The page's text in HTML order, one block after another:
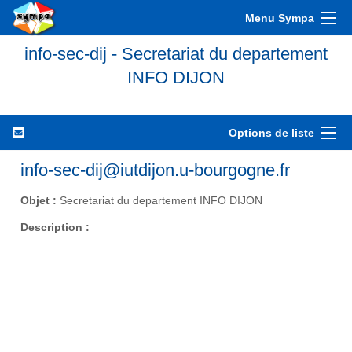
Menu Sympa
info-sec-dij - Secretariat du departement
INFO DIJON
Options de liste
info-sec-dij@iutdijon.u-bourgogne.fr
Objet : Secretariat du departement INFO DIJON
Description :